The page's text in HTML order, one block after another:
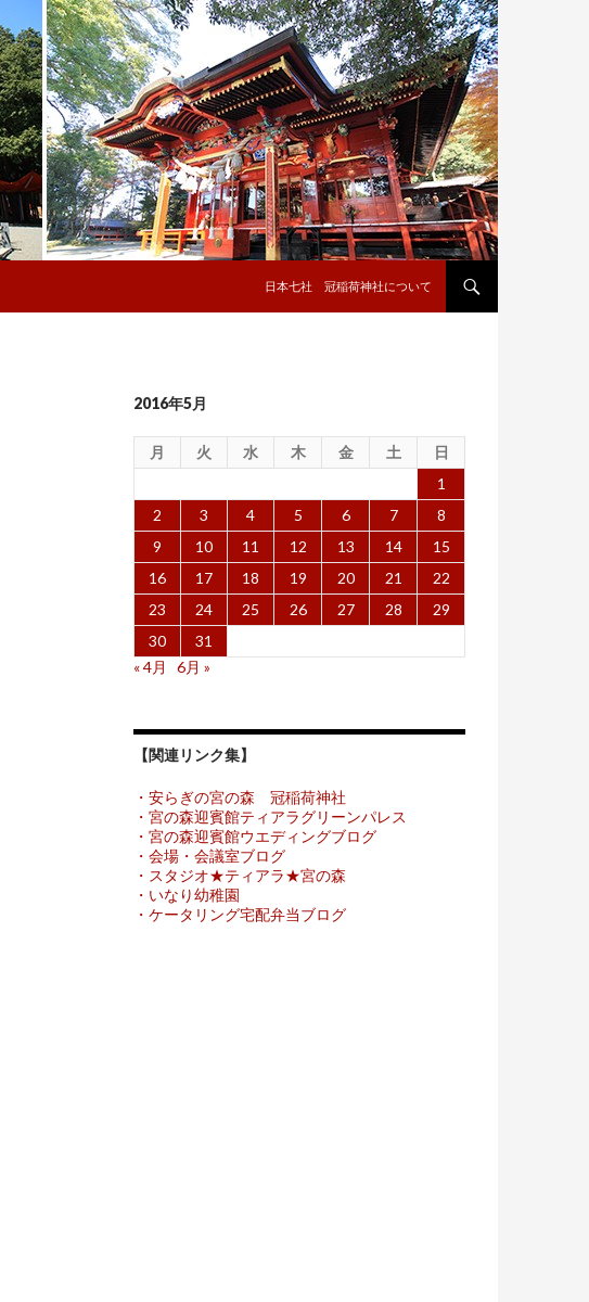
日本七社 冠稲荷神社について
2016年5月
月 火 水 木 金 土
日
1
2
3 4 5 6 7
8
9
10 11 12 13 14
15
16
17 18 19 20 21
22
23
24 25 26 27 28
29
30
31
« 4月
6月 »
【関連リンク集】
・安らぎの宮の森 冠稲荷神社
・宮の森迎賓館ティアラグリーンパレス
・宮の森迎賓館ウエディングブログ
・会場・会議室ブログ
・スタジオ★ティアラ★宮の森
・いなり幼稚園
・ケータリング宅配弁当ブログ